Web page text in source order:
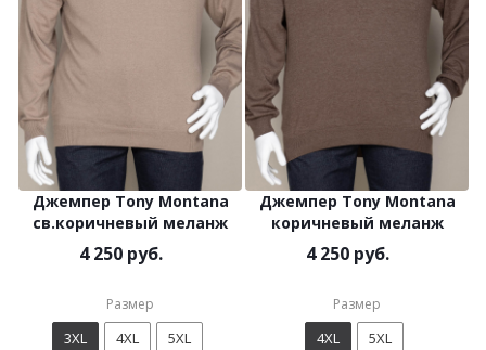
Джемпер Tony Montana
св.коричневый меланж
4 250 руб.
Размер
3XL 4XL 5XL
Джемпер Tony Montana
коричневый меланж
4 250 руб.
Размер
4XL 5XL